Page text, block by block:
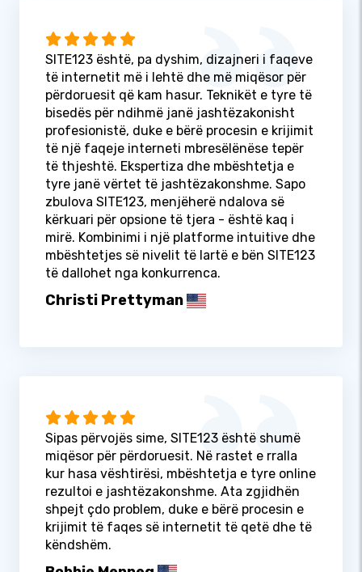
SITE123 është, pa dyshim, dizajneri i faqeve
të internetit më i lehtë dhe më miqësor për
përdoruesit që kam hasur. Teknikët e tyre të
bisedës për ndihmë janë jashtëzakonisht
profesionistë, duke e bërë procesin e krijimit
të një faqeje interneti mbresëlënëse tepër
të thjeshtë. Ekspertiza dhe mbështetja e
tyre janë vërtet të jashtëzakonshme. Sapo
zbulova SITE123, menjëherë ndalova së
kërkuari për opsione të tjera - është kaq i
mirë. Kombinimi i një platforme intuitive dhe
mbështetjes së nivelit të lartë e bën SITE123
të dallohet nga konkurrenca.
Christi Prettyman
Sipas përvojës sime, SITE123 është shumë
miqësor për përdoruesit. Në rastet e rralla
kur hasa vështirësi, mbështetja e tyre online
rezultoi e jashtëzakonshme. Ata zgjidhën
shpejt çdo problem, duke e bërë procesin e
krijimit të faqes së internetit të qetë dhe të
këndshëm.